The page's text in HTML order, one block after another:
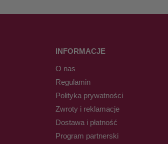
INFORMACJE
O nas
Regulamin
Polityka prywatności
Zwroty i reklamacje
Dostawa i płatność
Program partnerski